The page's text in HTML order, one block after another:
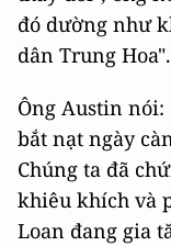
đó dường như
dân Trung Hoa".
Ông Austin nói:
bắt nạt ngày
Chúng ta đã
khiêu khích và
Loan đang gia